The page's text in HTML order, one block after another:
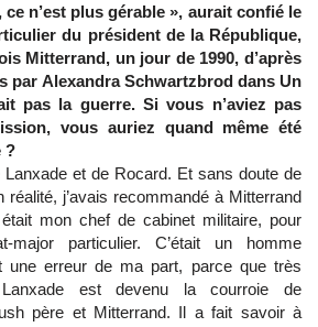
n’est plus gérable », aurait confié le
du président de la République,
Mitterrand, un jour de 1990, d’après
par Alexandra Schwartzbrod dans Un
pas la guerre. Si vous n’aviez pas
vous auriez quand même été
?
Lanxade et de Rocard. Et sans doute de
réalité, j’avais recommandé à Mitterrand
était mon chef de cabinet militaire, pour
major particulier. C’était un homme
une erreur de ma part, parce que très
Lanxade est devenu la courroie de
père et Mitterrand. Il a fait savoir à